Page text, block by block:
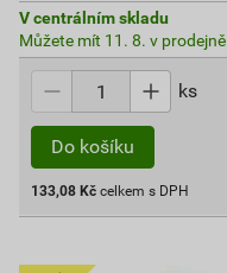
V centrálním skladu
Můžete mít 11. 8. v prodejně
ks
Do košíku
133,08 Kč celkem s DPH